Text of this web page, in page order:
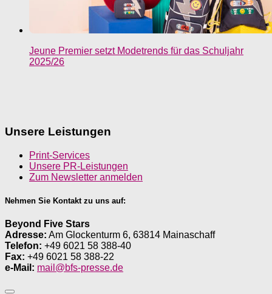
Jeune Premier setzt Modetrends für das Schuljahr
2025/26
Unsere Leistungen
Print-Services
Unsere PR-Leistungen
Zum Newsletter anmelden
Nehmen Sie Kontakt zu uns auf:
Beyond Five Stars
Adresse: Am Glockenturm 6, 63814 Mainaschaff
Telefon: +49 6021 58 388-40
Fax: +49 6021 58 388-22
e-Mail: mail@bfs-presse.de